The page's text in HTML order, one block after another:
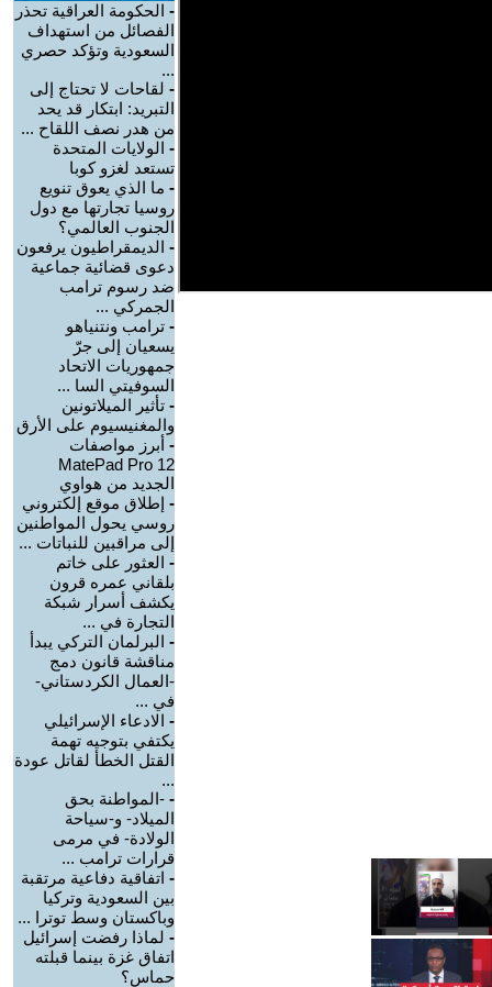
- الحكومة العراقية تحذر
الفصائل من استهداف
السعودية وتؤكد حصري
...
- لقاحات لا تحتاج إلى
التبريد: ابتكار قد يحد
من هدر نصف اللقاح ...
- الولايات المتحدة
تستعد لغزو كوبا
- ما الذي يعوق تنويع
روسيا تجارتها مع دول
الجنوب العالمي؟
- الديمقراطيون يرفعون
دعوى قضائية جماعية
ضد رسوم ترامب
الجمركي ...
- ترامب ونتنياهو
يسعيان إلى جرّ
جمهوريات الاتحاد
السوفيتي السا ...
- تأثير الميلاتونين
والمغنيسيوم على الأرق
- أبرز مواصفات
MatePad Pro 12
الجديد من هواوي
- إطلاق موقع إلكتروني
روسي يحول المواطنين
إلى مراقبين للنباتات ...
- العثور على خاتم
بلقاني عمره قرون
يكشف أسرار شبكة
التجارة في ...
- البرلمان التركي يبدأ
مناقشة قانون دمج
-العمال الكردستاني-
في ...
- الادعاء الإسرائيلي
يكتفي بتوجيه تهمة
القتل الخطأ لقاتل عودة
...
- -المواطنة بحق
الميلاد- و-سياحة
الولادة- في مرمى
قرارات ترامب ...
- اتفاقية دفاعية مرتقبة
بين السعودية وتركيا
وباكستان وسط توترا ...
- لماذا رفضت إسرائيل
اتفاق غزة بينما قبلته
حماس؟